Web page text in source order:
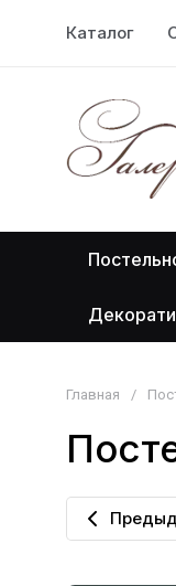
Каталог
Главная /